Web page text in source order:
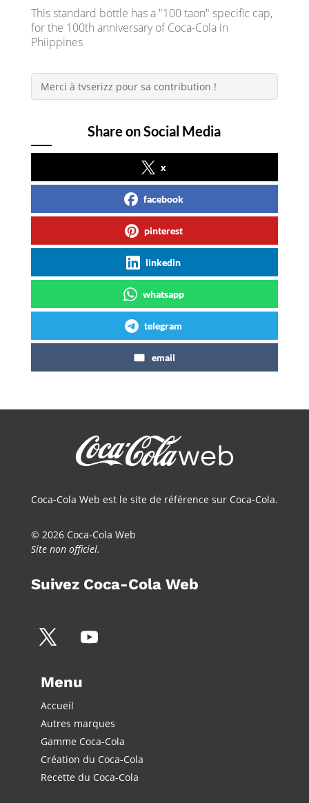
This standard bottle has a "100 taon" specific cap,
for the 100th anniversary of Coca-Cola in
Phiippines
Merci à tvserizz pour sa contribution !
Share on Social Media
x
facebook
pinterest
linkedin
whatsapp
telegram
email
Coca-Cola Web est le site de référence sur Coca-Cola.
© 2026 Coca-Cola Web
Site non officiel.
Suivez Coca-Cola Web
Menu
Accueil
Autres marques
Gamme Coca-Cola
Création du Coca-Cola
Recette du Coca-Cola